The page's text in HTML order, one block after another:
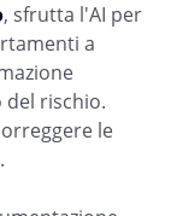
, sfrutta l'AI per
a
rischio.
le